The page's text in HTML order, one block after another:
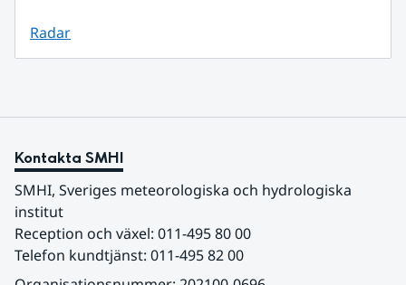
Radar
Kontakta SMHI
SMHI, Sveriges meteorologiska och hydrologiska
institut
Reception och växel: 011-495 80 00
Telefon kundtjänst: 011-495 82 00